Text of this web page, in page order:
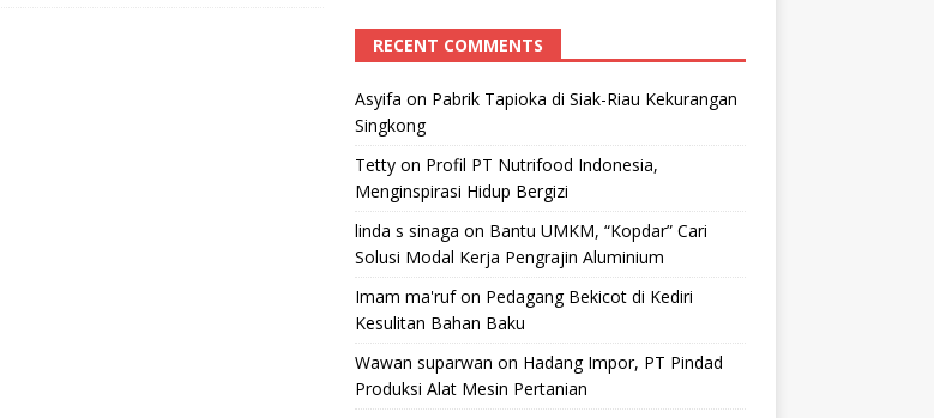
RECENT COMMENTS
Asyifa on Pabrik Tapioka di Siak-Riau Kekurangan
Singkong
Tettyon Profil PT Nutrifood Indonesia,
Menginspirasi Hidup Bergizi
linda s sinaga on Bantu UMKM, “Kopdar” Cari
Solusi Modal Kerja Pengrajin Aluminium
Imam ma'rufon Pedagang Bekicot di Kediri
Kesulitan Bahan Baku
Wawan suparwan on Hadang Impor, PT Pindad
Produksi Alat Mesin Pertanian